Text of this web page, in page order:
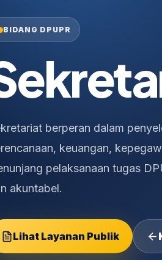
BIDANG DPUPR
berperan dalam
keuangan,
pelaksanaan tugas
akuntabel.
Lihat Layanan Publik